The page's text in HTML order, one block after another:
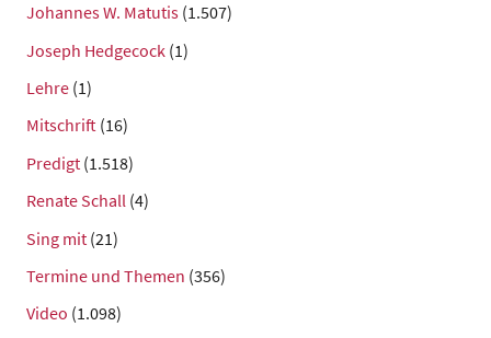
Johannes W. Matutis (1.507)
Joseph Hedgecock (1)
Lehre (1)
Mitschrift (16)
Predigt (1.518)
Renate Schall (4)
Sing mit (21)
Termine und Themen (356)
Video (1.098)